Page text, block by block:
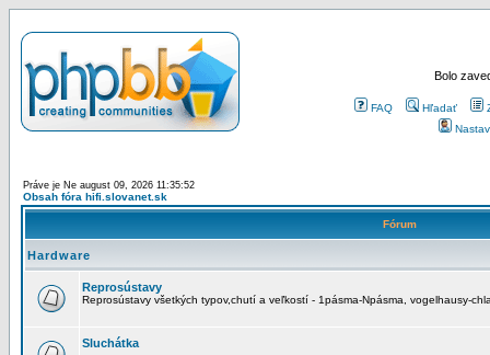
Bolo
FAQ Hľadať
Práve je Ne august 09, 2026 11:35:52
Obsah fóra hifi.slovanet.sk
Fórum
Hardware
Reprosústavy
Reprosústavy všetkých typov,chutí a veľkostí - 1pásma-Npásma, vogelhausy-
Sluchátka